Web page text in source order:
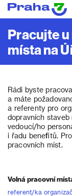
Pracujte
místa na
Rádi byste
a máte
a referenty pro
dopravních
vedoucí/ho
i řadu benefitů.
pracovních míst.
Volná pracovní
referent/ka